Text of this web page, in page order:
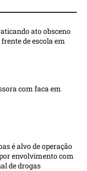
ato obsceno
de escola em
com faca em
é alvo de operação
envolvimento com
de drogas